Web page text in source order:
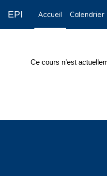
EPI Accueil Calendrier
Ce cours n’est